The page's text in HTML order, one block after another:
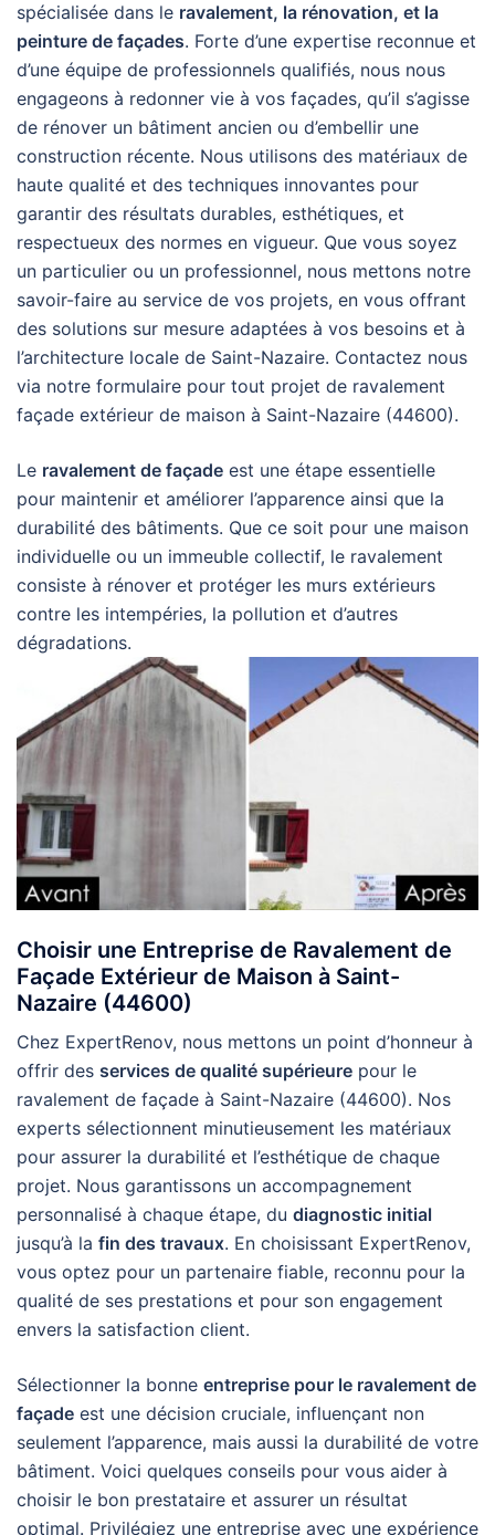
spécialisée dans le ravalement, la rénovation, et la
peinture de façades. Forte d’une expertise reconnue et
d’une équipe de professionnels qualifiés, nous nous
engageons à redonner vie à vos façades, qu’il s’agisse
de rénover un bâtiment ancien ou d’embellir une
construction récente. Nous utilisons des matériaux de
haute qualité et des techniques innovantes pour
garantir des résultats durables, esthétiques, et
respectueux des normes en vigueur. Que vous soyez
un particulier ou un professionnel, nous mettons notre
savoir-faire au service de vos projets, en vous offrant
des solutions sur mesure adaptées à vos besoins et à
l’architecture locale de Saint-Nazaire. Contactez nous
via notre formulaire pour tout projet de ravalement
façade extérieur de maison à Saint-Nazaire (44600).
Le ravalement de façade est une étape essentielle
pour maintenir et améliorer l’apparence ainsi que la
durabilité des bâtiments. Que ce soit pour une maison
individuelle ou un immeuble collectif, le ravalement
consiste à rénover et protéger les murs extérieurs
contre les intempéries, la pollution et d’autres
dégradations.
Choisir une Entreprise de Ravalement de
Façade Extérieur de Maison à Saint-
Nazaire (44600)
Chez ExpertRenov, nous mettons un point d’honneur à
offrir des services de qualité supérieure pour le
ravalement de façade à Saint-Nazaire (44600). Nos
experts sélectionnent minutieusement les matériaux
pour assurer la durabilité et l’esthétique de chaque
projet. Nous garantissons un accompagnement
personnalisé à chaque étape, du diagnostic initial
jusqu’à la fin des travaux. En choisissant ExpertRenov,
vous optez pour un partenaire fiable, reconnu pour la
qualité de ses prestations et pour son engagement
envers la satisfaction client.
Sélectionner la bonne entreprise pour le ravalement de
façade est une décision cruciale, influençant non
seulement l’apparence, mais aussi la durabilité de votre
bâtiment. Voici quelques conseils pour vous aider à
choisir le bon prestataire et assurer un résultat
optimal. Privilégiez une entreprise avec une expérience